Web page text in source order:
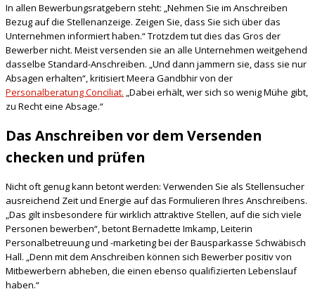
In allen Bewerbungsratgebern steht: „Nehmen Sie im Anschreiben
Bezug auf die Stellenanzeige. Zeigen Sie, dass Sie sich über das
Unternehmen informiert haben.“ Trotzdem tut dies das Gros der
Bewerber nicht. Meist versenden sie an alle Unternehmen weitgehend
dasselbe Standard-Anschreiben. „Und dann jammern sie, dass sie nur
Absagen erhalten“, kritisiert Meera Gandbhir von der
Personalberatung Conciliat. „Dabei erhält, wer sich so wenig Mühe gibt,
zu Recht eine Absage.“
Das Anschreiben vor dem Versenden
checken und prüfen
Nicht oft genug kann betont werden: Verwenden Sie als Stellensucher
ausreichend Zeit und Energie auf das Formulieren Ihres Anschreibens.
„Das gilt insbesondere für wirklich attraktive Stellen, auf die sich viele
Personen bewerben“, betont Bernadette Imkamp, Leiterin
Personalbetreuung und -marketing bei der Bausparkasse Schwäbisch
Hall. „Denn mit dem Anschreiben können sich Bewerber positiv von
Mitbewerbern abheben, die einen ebenso qualifizierten Lebenslauf
haben.“